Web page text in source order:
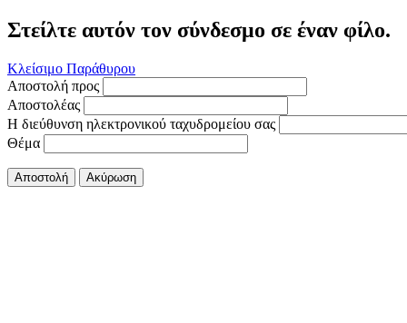
Στείλτε αυτόν τον σύνδεσμο σε έναν φίλο.
Κλείσιμο Παράθυρου
Αποστολή προς
Αποστολέας
Η διεύθυνση ηλεκτρονικού ταχυδρομείου σας
Θέμα
Αποστολή Ακύρωση